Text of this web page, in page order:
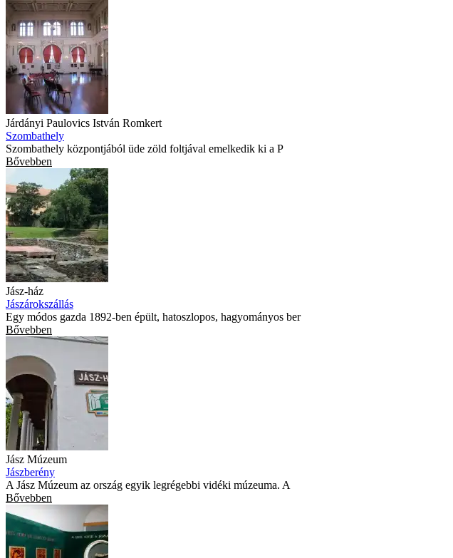
Járdányi Paulovics István Romkert
Szombathely
Szombathely központjából üde zöld foltjával emelkedik ki a P
Bővebben
Jász-ház
Jászárokszállás
Egy módos gazda 1892-ben épült, hatoszlopos, hagyományos ber
Bővebben
Jász Múzeum
Jászberény
A Jász Múzeum az ország egyik legrégebbi vidéki múzeuma. A
Bővebben